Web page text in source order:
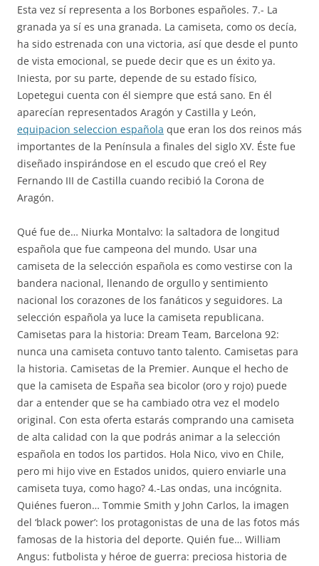
Esta vez sí representa a los Borbones españoles. 7.- La
granada ya sí es una granada. La camiseta, como os decía,
ha sido estrenada con una victoria, así que desde el punto
de vista emocional, se puede decir que es un éxito ya.
Iniesta, por su parte, depende de su estado físico,
Lopetegui cuenta con él siempre que está sano. En él
aparecían representados Aragón y Castilla y León,
equipacion seleccion española que eran los dos reinos más
importantes de la Península a finales del siglo XV. Éste fue
diseñado inspirándose en el escudo que creó el Rey
Fernando III de Castilla cuando recibió la Corona de
Aragón.
Qué fue de… Niurka Montalvo: la saltadora de longitud
española que fue campeona del mundo. Usar una
camiseta de la selección española es como vestirse con la
bandera nacional, llenando de orgullo y sentimiento
nacional los corazones de los fanáticos y seguidores. La
selección española ya luce la camiseta republicana.
Camisetas para la historia: Dream Team, Barcelona 92:
nunca una camiseta contuvo tanto talento. Camisetas para
la historia. Camisetas de la Premier. Aunque el hecho de
que la camiseta de España sea bicolor (oro y rojo) puede
dar a entender que se ha cambiado otra vez el modelo
original. Con esta oferta estarás comprando una camiseta
de alta calidad con la que podrás animar a la selección
española en todos los partidos. Hola Nico, vivo en Chile,
pero mi hijo vive en Estados unidos, quiero enviarle una
camiseta tuya, como hago? 4.-Las ondas, una incógnita.
Quiénes fueron… Tommie Smith y John Carlos, la imagen
del ‘black power’: los protagonistas de una de las fotos más
famosas de la historia del deporte. Quién fue… William
Angus: futbolista y héroe de guerra: preciosa historia de